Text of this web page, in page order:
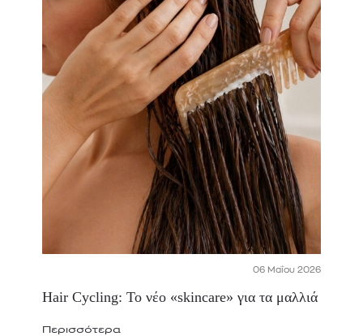
06 Μαΐου 2026
Hair Cycling: Το νέο «skincare» για τα μαλλιά
Περισσότερα